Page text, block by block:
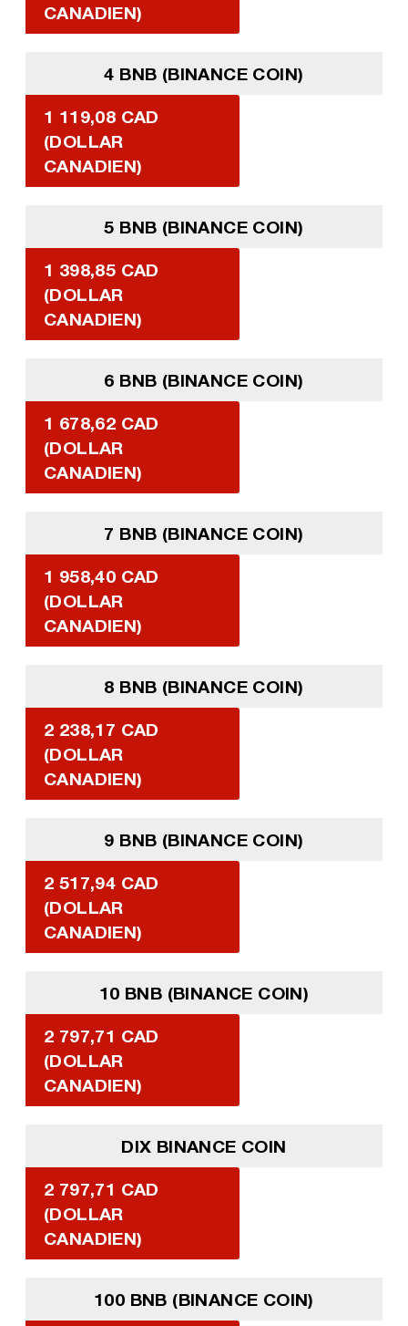
CANADIEN)
4 BNB (BINANCE COIN)
1 119,08 CAD
(DOLLAR
CANADIEN)
5 BNB (BINANCE COIN)
1 398,85 CAD
(DOLLAR
CANADIEN)
6 BNB (BINANCE COIN)
1 678,62 CAD
(DOLLAR
CANADIEN)
7 BNB (BINANCE COIN)
1 958,40 CAD
(DOLLAR
CANADIEN)
8 BNB (BINANCE COIN)
2 238,17 CAD
(DOLLAR
CANADIEN)
9 BNB (BINANCE COIN)
2 517,94 CAD
(DOLLAR
CANADIEN)
10 BNB (BINANCE COIN)
2 797,71 CAD
(DOLLAR
CANADIEN)
DIX BINANCE COIN
2 797,71 CAD
(DOLLAR
CANADIEN)
100 BNB (BINANCE COIN)